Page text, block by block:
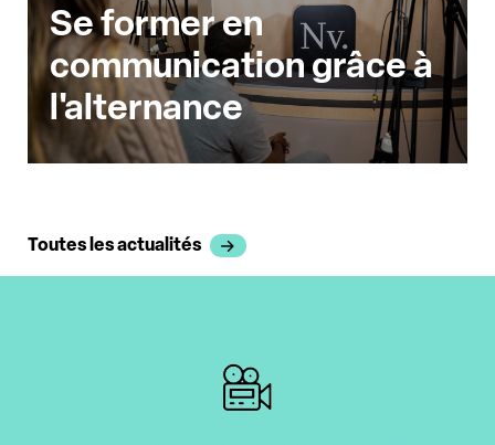
Se former en
communication grâce à
l'alternance
Toutes les actualités